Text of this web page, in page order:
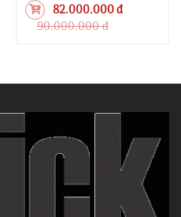
82.000.000 đ
90.000.000 đ